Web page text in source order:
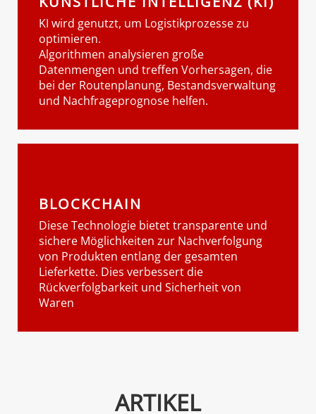
KI wird genutzt, um Logistikprozesse zu
optimieren.
Algorithmen analysieren große
Datenmengen und treffen Vorhersagen, die
bei der Routenplanung, Bestandsverwaltung
und Nachfrageprognose helfen.
BLOCKCHAIN
Diese Technologie bietet transparente und
sichere Möglichkeiten zur Nachverfolgung
von Produkten entlang der gesamten
Lieferkette. Dies verbessert die
Rückverfolgbarkeit und Sicherheit von
Waren
ARTIKEL